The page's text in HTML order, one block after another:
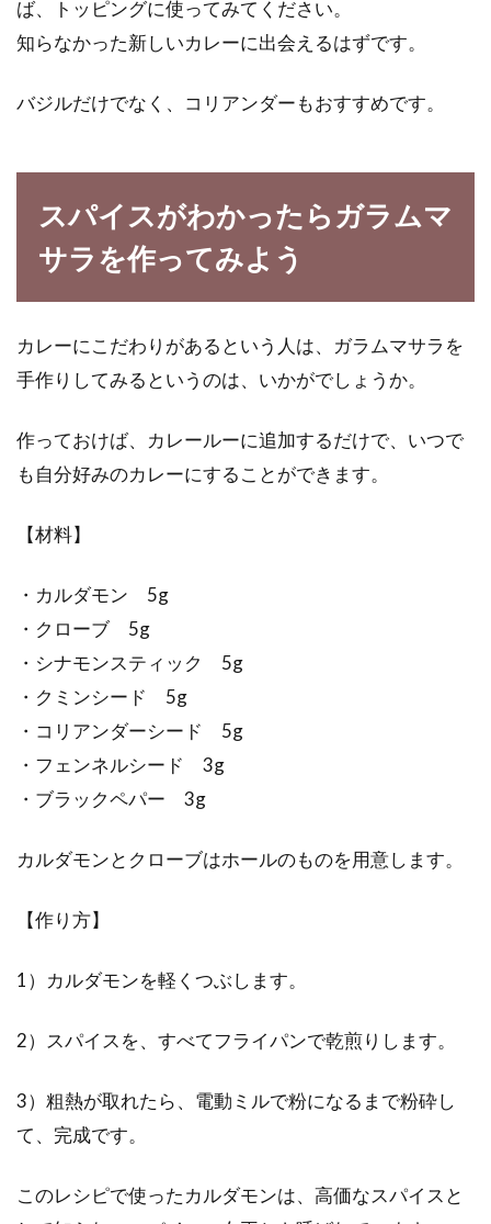
タッパー弁当ってなに？今インスタ
グラムで人気のお弁当とは
みなさん、「タッパー弁当」ってご存知です
めんつゆで煮物の味付け？味のしみ
めんつゆと言えば、うどんやそば、そうめん、
天ぷらの天つゆなどに使うことが多いでしょう
ば、トッピングに使ってみてください。
知らなかった新しいカレーに出会えるはずです。
バジルだけでなく、コリアンダーもおすすめです。
スパイスがわかったらガラムマ
サラを作ってみよう
カレーにこだわりがあるという人は、ガラムマサラを
手作りしてみるというのは、いかがでしょうか。
作っておけば、カレールーに追加するだけで、いつで
も自分好みのカレーにすることができます。
【材料】
・カルダモン 5g
・クローブ 5g
・シナモンスティック 5g
・クミンシード 5g
・コリアンダーシード 5g
・フェンネルシード 3g
・ブラックペパー 3g
カルダモンとクローブはホールのものを用意します。
【作り方】
1）カルダモンを軽くつぶします。
2）スパイスを、すべてフライパンで乾煎りします。
3）粗熱が取れたら、電動ミルで粉になるまで粉砕し
て、完成です。
このレシピで使ったカルダモンは、高価なスパイスと